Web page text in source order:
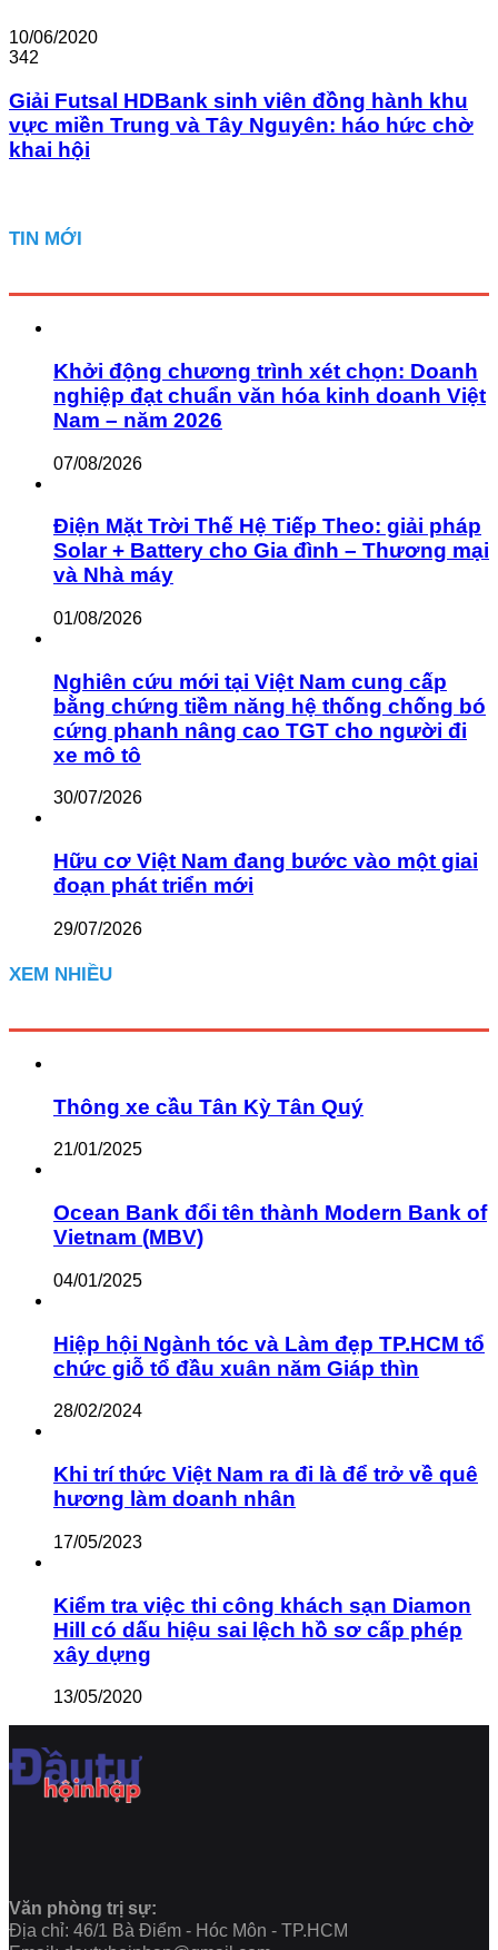
10/06/2020
342
Giải Futsal HDBank sinh viên đồng hành khu
vực miền Trung và Tây Nguyên: háo hức chờ
khai hội
TIN MỚI
Khởi động chương trình xét chọn: Doanh
nghiệp đạt chuẩn văn hóa kinh doanh Việt
Nam – năm 2026
07/08/2026
Điện Mặt Trời Thế Hệ Tiếp Theo: giải pháp
Solar + Battery cho Gia đình – Thương mại
và Nhà máy
01/08/2026
Nghiên cứu mới tại Việt Nam cung cấp
bằng chứng tiềm năng hệ thống chống bó
cứng phanh nâng cao TGT cho người đi
xe mô tô
30/07/2026
Hữu cơ Việt Nam đang bước vào một giai
đoạn phát triển mới
29/07/2026
XEM NHIỀU
Thông xe cầu Tân Kỳ Tân Quý
21/01/2025
Ocean Bank đổi tên thành Modern Bank of
Vietnam (MBV)
04/01/2025
Hiệp hội Ngành tóc và Làm đẹp TP.HCM tổ
chức giỗ tổ đầu xuân năm Giáp thìn
28/02/2024
Khi trí thức Việt Nam ra đi là để trở về quê
hương làm doanh nhân
17/05/2023
Kiểm tra việc thi công khách sạn Diamon
Hill có dấu hiệu sai lệch hồ sơ cấp phép
xây dựng
13/05/2020
Văn phòng trị sự:
Địa chỉ: 46/1 Bà Điểm - Hóc Môn - TP.HCM